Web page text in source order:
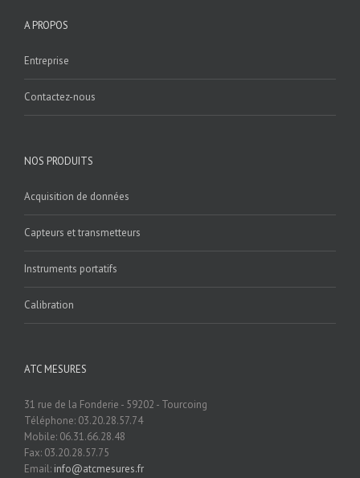
A PROPOS
Entreprise
Contactez-nous
NOS PRODUITS
Acquisition de données
Capteurs et transmetteurs
Instruments portatifs
Calibration
ATC MESURES
31 rue de la Fonderie - 59202 - Tourcoing
Téléphone: 03.20.28.57.74
Mobile: 06.31.66.28.48
Fax: 03.20.28.57.75
Email: info@atcmesures.fr